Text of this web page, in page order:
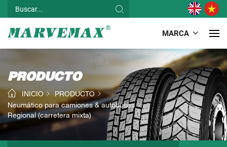
MARCA
PRODUCTO
INICIO
PRODUCTO
Neumático para camiones & autobuses
Regional (carretera mixta)